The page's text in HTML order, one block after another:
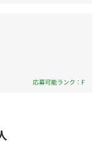
できます。
・異動・転職
相手の近況を
タル名刺の提
脈を活かしたビ
応募可能ランク：F